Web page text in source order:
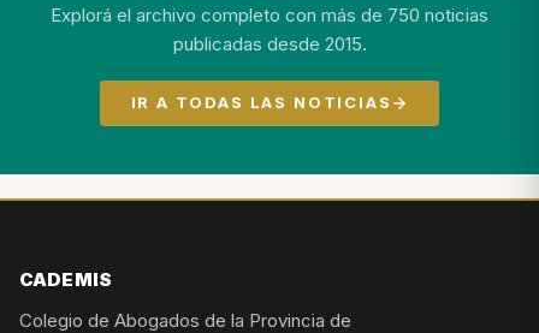
Explorá el archivo completo con más de 750 noticias
publicadas desde 2015.
IR A TODAS LAS NOTICIAS
CADEMIS
Colegio de Abogados de la Provincia de